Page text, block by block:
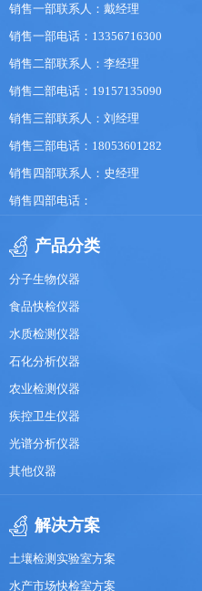
销售一部联系人：戴经理
销售一部电话：13356716300
销售二部联系人：李经理
销售二部电话：19157135090
销售三部联系人：刘经理
销售三部电话：18053601282
销售四部联系人：史经理
销售四部电话：
产品分类
分子生物仪器
食品快检仪器
水质检测仪器
石化分析仪器
农业检测仪器
疾控卫生仪器
光谱分析仪器
其他仪器
解决方案
土壤检测实验室方案
水产市场快检室方案